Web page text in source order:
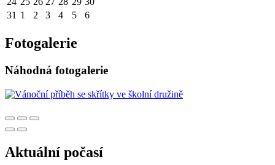
31 1 2 3 4 5 6
Fotogalerie
Náhodná fotogalerie
Aktuální počasí